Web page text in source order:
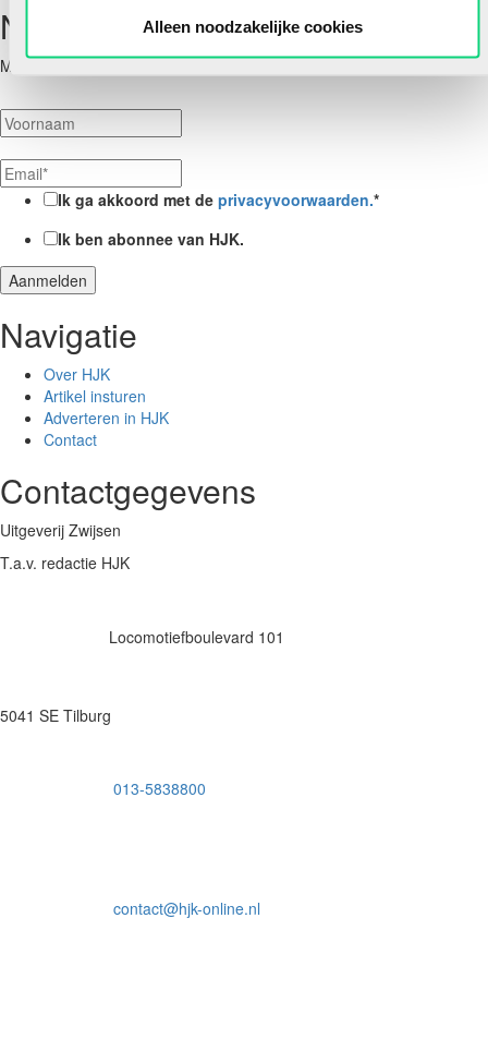
Alleen noodzakelijke cookies
Nieuwsbrief
Meld je hieronder aan voor de nieuwsbrief van HJK
Ik ga akkoord met de privacyvoorwaarden.*
Ik ben abonnee van HJK.
Navigatie
Over HJK
Artikel insturen
Adverteren in HJK
Contact
Contactgegevens
Uitgeverij Zwijsen
T.a.v. redactie HJK
Locomotiefboulevard 101
5041 SE Tilburg
013-5838800
contact@hjk-online.nl